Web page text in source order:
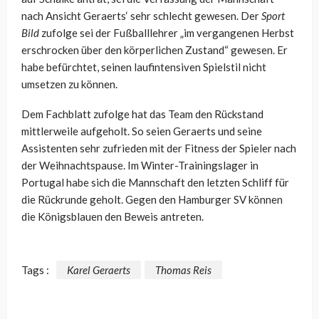
nach Ansicht Geraerts‘ sehr schlecht gewesen. DerSport
Bild zufolge sei der Fußballlehrer „im vergangenen Herbst
erschrocken über den körperlichen Zustand“ gewesen. Er
habe befürchtet, seinen laufintensiven Spielstil nicht
umsetzen zu können.
Dem Fachblatt zufolge hat das Team den Rückstand
mittlerweile aufgeholt. So seien Geraerts und seine
Assistenten sehr zufrieden mit der Fitness der Spieler nach
der Weihnachtspause. Im Winter-Trainingslager in
Portugal habe sich die Mannschaft den letzten Schliff für
die Rückrunde geholt. Gegen den Hamburger SV können
die Königsblauen den Beweis antreten.
Tags : Karel Geraerts Thomas Reis